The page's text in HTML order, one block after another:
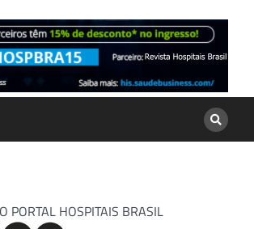
PORTAL HOSPITAIS BRASIL